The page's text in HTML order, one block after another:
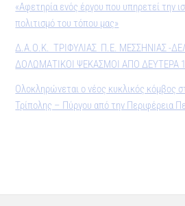
«Αφετηρία ενός έργου που υπηρετεί την
πολιτισμό του τόπου μας»
Δ.Α.Ο.Κ. ΤΡΙΦΥΛΙΑΣ Π.Ε. ΜΕΣΣΗΝΙΑΣ -
ΔΟΛΩΜΑΤΙΚΟΙ ΨΕΚΑΣΜΟΙ ΑΠΟ ΔΕΥΤΕΡΑ
Ολοκληρώνεται ο νέος κυκλικός κόμβος
Τρίπολης – Πύργου από την Περιφέρεια